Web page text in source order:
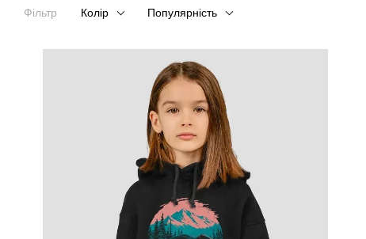
Фільтр Колір Популярність